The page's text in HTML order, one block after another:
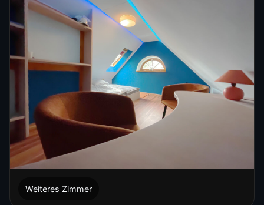
Weiteres Zimmer